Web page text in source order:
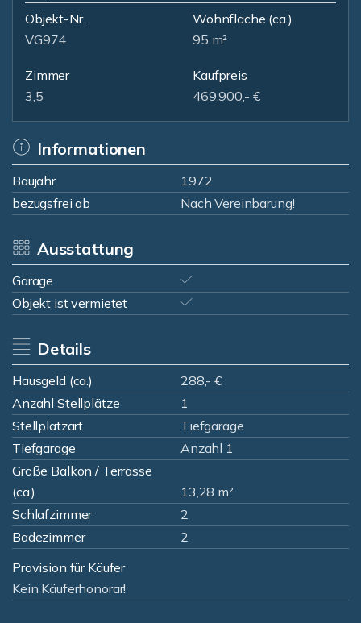
Objekt-Nr.
VG974
Wohnfläche (ca.)
95 m²
Zimmer
3,5
Kaufpreis
469.900,- €
Informationen
Baujahr
1972
bezugsfrei ab
Nach Vereinbarung!
Ausstattung
Garage
Objekt ist vermietet
Details
Hausgeld (ca.)
288,- €
Anzahl Stellplätze
1
Stellplatzart
Tiefgarage
Tiefgarage
Anzahl 1
Größe Balkon / Terrasse
(ca.)
13,28 m²
Schlafzimmer
2
Badezimmer
2
Provision für Käufer
Kein Käuferhonorar!